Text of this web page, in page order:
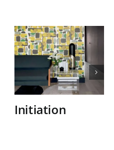
Initiation